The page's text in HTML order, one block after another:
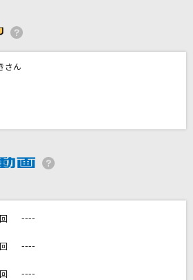
に乗って
もっと見る
さん
回 ----
回 ----
回 ----